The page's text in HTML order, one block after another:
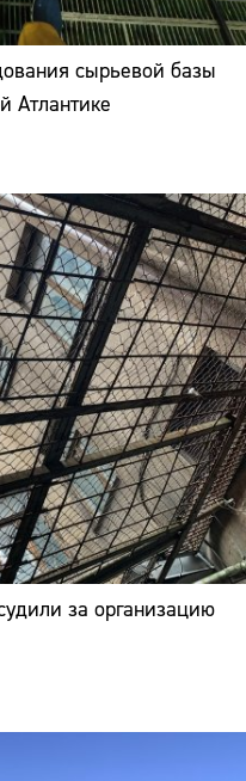
сырьевой базы
Атлантике
за организацию